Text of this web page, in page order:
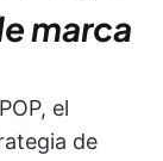
marca
el
de